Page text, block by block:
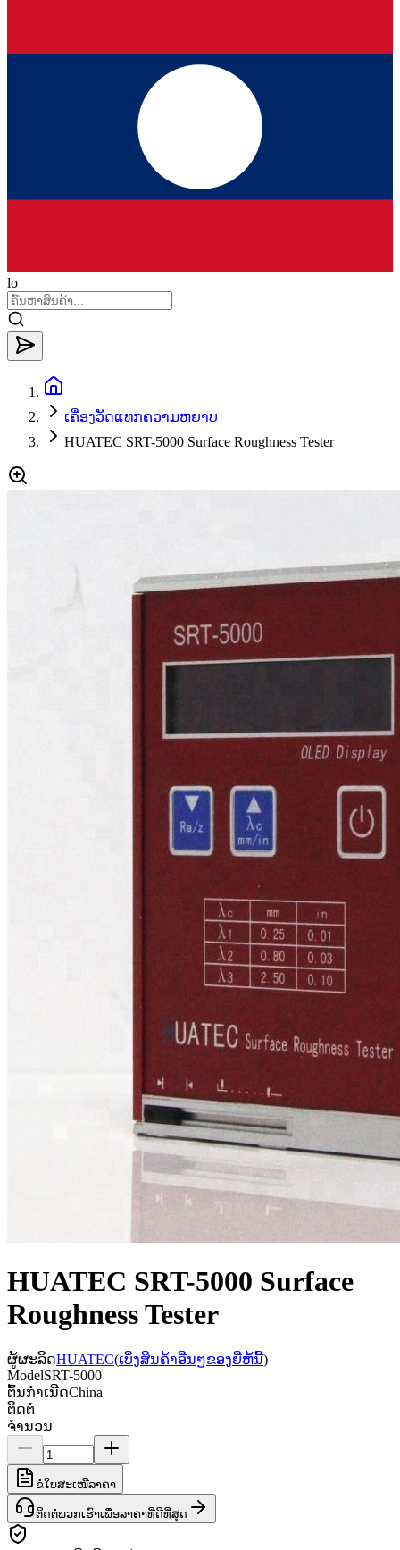
lo
ເຄື່ອງວັດແທກຄວາມຫຍາບ
HUATEC SRT-5000 Surface Roughness Tester
HUATEC SRT-5000 Surface
Roughness Tester
ຜູ້ຜະລິດHUATEC(ເບິ່ງສິນຄ້າອື່ນໆຂອງຍີ່ຫໍ້ນີ້)
ModelSRT-5000
ຕົ້ນກຳເນີດChina
ຕິດຕໍ່
ຈຳນວນ
ຂໍໃບສະເໜີລາຄາ
ຕິດຕໍ່ພວກເຮົາເພື່ອລາຄາທີ່ດີທີ່ສຸດ